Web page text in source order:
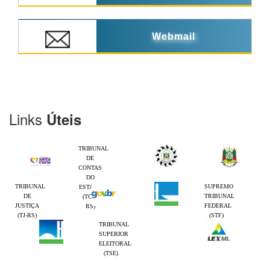
Webmail
Links Úteis
TRIBUNAL
DE
CONTAS
DO
ESTADO
(TCE-
RS)
TRIBUNAL
DE
JUSTIÇA
(TJ-RS)
SUPREMO
TRIBUNAL
FEDERAL
(STF)
TRIBUNAL
SUPERIOR
ELEITORAL
(TSE)